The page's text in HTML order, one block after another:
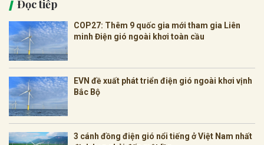
Đọc tiếp
COP27: Thêm 9 quốc gia mới tham gia Liên
minh Điện gió ngoài khơi toàn cầu
EVN đề xuất phát triển điện gió ngoài khơi vịnh
Bắc Bộ
3 cánh đồng điện gió nổi tiếng ở Việt Nam nhất